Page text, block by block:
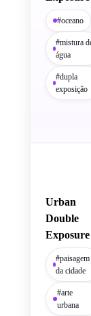
#oceano
#mistura
água
#dupla
exposição
Urban
Double
Exposure
#paisagem
da cidade
#arte
urbana